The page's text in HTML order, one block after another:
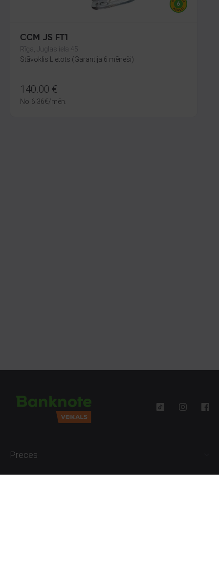
CCM JS FT1
Rīga, Juglas iela 45
Stāvoklis Lietots (Garantija 6 mēneši)
140.00 €
No 6.36€/mēn.
Preces